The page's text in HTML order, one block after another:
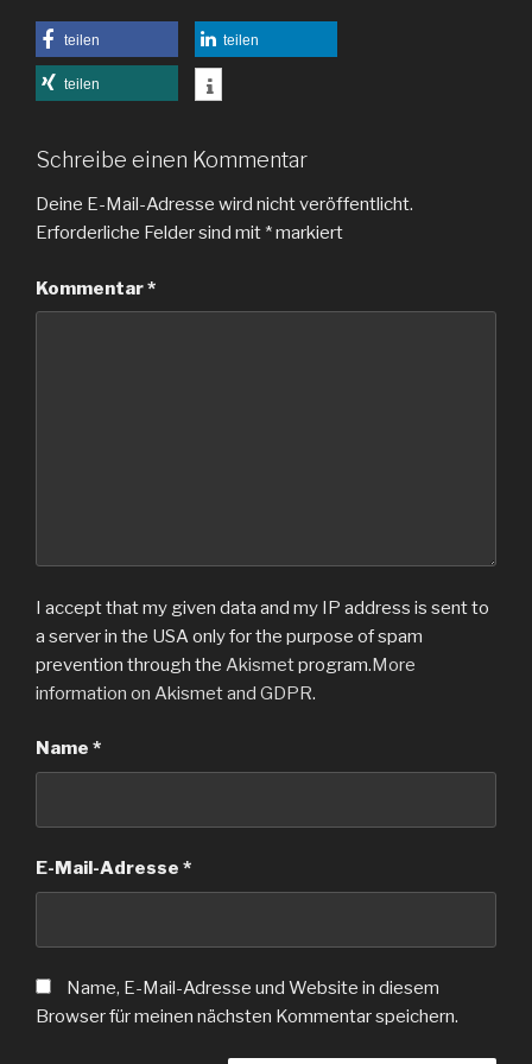
teilen teilen
teilen
Schreibe einen Kommentar
Deine E-Mail-Adresse wird nicht veröffentlicht.
Erforderliche Felder sind mit *markiert
Kommentar*
I accept that my given data and my IP address is sent to
a server in the USA only for the purpose of spam
prevention through the Akismetprogram.More
information on Akismet and GDPR.
Name *
E-Mail-Adresse *
Name, E-Mail-Adresse und Website in diesem
Browser für meinen nächsten Kommentar speichern.